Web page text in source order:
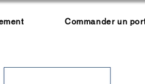
Commander un